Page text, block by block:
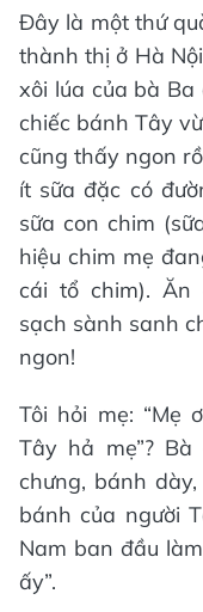
Đây là một thứ
thành thị ở Hà
xôi lúa của bà Ba
chiếc bánh Tây
cũng thấy ngon
ít sữa đặc có
sữa con chim
hiệu chim mẹ
cái tổ chim). Ăn
sạch sành sanh
ngon!
Tôi hỏi mẹ: “Mẹ
Tây hả mẹ”?
chưng, bánh
bánh của người
Nam ban đầu
ấy”.